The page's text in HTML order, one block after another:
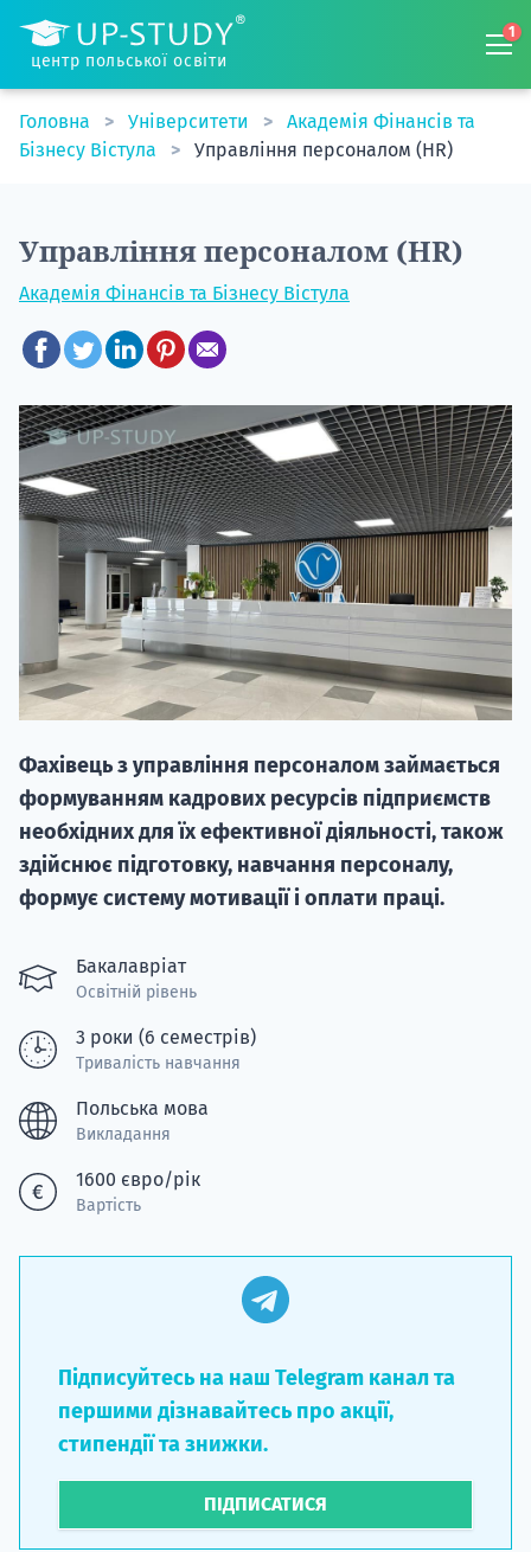
центр польської освіти
1
Головна Університети
Академія Фінансів та
Бізнесу Вістула
Управління персоналом (HR)
Управління персоналом (HR)
Академія Фінансів та Бізнесу Вістула
Фахівець з управління персоналом займається
формуванням кадрових ресурсів підприємств
необхідних для їх ефективної діяльності, також
здійснює підготовку, навчання персоналу,
формує систему мотивації і оплати праці.
Бакалавріат
Освітній рівень
3 роки (6 семестрів)
Тривалість навчання
Польська мова
Викладання
1600 євро/рік
Вартість
Підписуйтесь на наш Telegram канал та
першими дізнавайтесь про акції,
стипендії та знижки.
ПІДПИСАТИСЯ
вступ на